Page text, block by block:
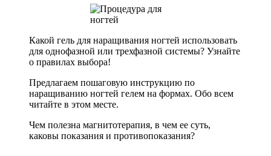
Какой гель для наращивания ногтей использовать
для однофазной или трехфазной системы? Узнайте
о правилах выбора!
Предлагаем пошаговую инструкцию по
наращиванию ногтей гелем на формах. Обо всем
читайте в этом месте.
Чем полезна магнитотерапия, в чем ее суть,
каковы показания и противопоказания?